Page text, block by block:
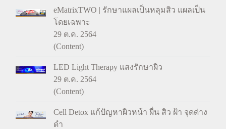
eMatrixTWO | รักษาแผลเป็นหลุมสิว แผลเป็น
โดยเฉพาะ
29 ต.ค. 2564
(Content)
LED Light Therapy แสงรักษาผิว
29 ต.ค. 2564
(Content)
Cell Detox แก้ปัญหาผิวหน้า ผื่น สิว ฝ้า จุดด่าง
ดำ